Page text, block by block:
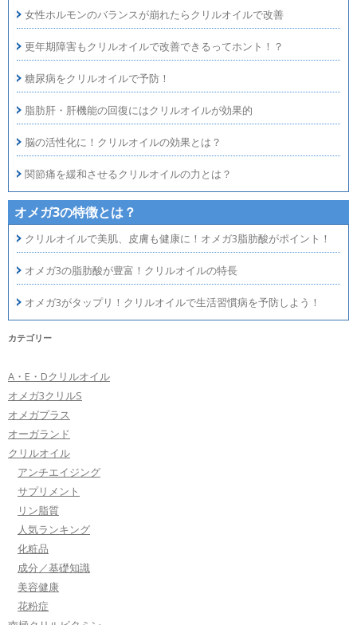
女性ホルモンのバランスが崩れたらクリルオイルで改善
更年期障害もクリルオイルで改善できるってホント！？
糖尿病をクリルオイルで予防！
脂肪肝・肝機能の回復にはクリルオイルが効果的
脳の活性化に！クリルオイルの効果とは？
関節痛を緩和させるクリルオイルの力とは？
オメガ3の特徴とは？
クリルオイルで美肌、皮膚も健康に！オメガ3脂肪酸がポイント！
オメガ3の脂肪酸が豊富！クリルオイルの特長
オメガ3がタップリ！クリルオイルで生活習慣病を予防しよう！
カテゴリー
A・E・Dクリルオイル
オメガ3クリルS
オメガプラス
オーガランド
クリルオイル
アンチエイジング
サプリメント
リン脂質
人気ランキング
化粧品
成分／基礎知識
美容健康
花粉症